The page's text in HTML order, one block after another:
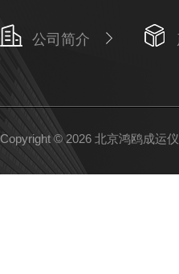
公司简介
Copyright © 2026 北京鸿鸥成运